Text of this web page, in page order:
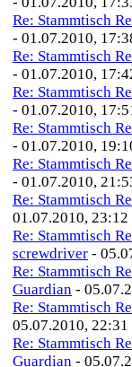
Re: Stammtisch
- 01.07.2010,
Re: Stammtisch
- 01.07.2010,
Re: Stammtisch
- 01.07.2010,
Re: Stammtisch
- 01.07.2010,
Re: Stammtisch
- 01.07.2010,
Re: Stammtisch
01.07.2010, 23:12
Re: Stammtisch
screwdriver -
Re: Stammtisch
Guardian -
Re: Stammtisch
05.07.2010, 22:31
Re: Stammtisch
Guardian -